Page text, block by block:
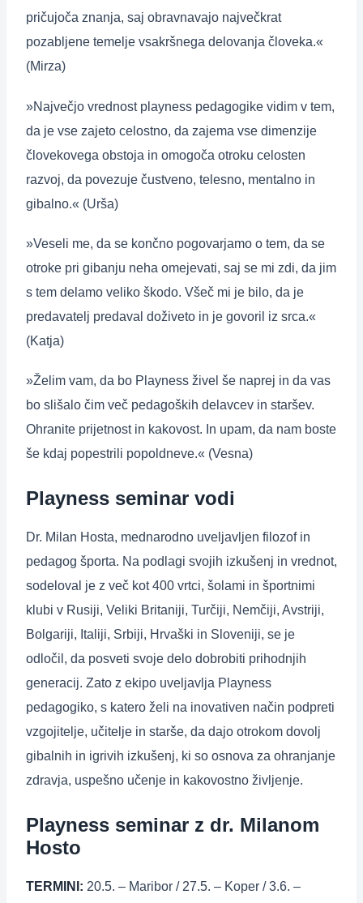
pričujoča znanja, saj obravnavajo največkrat
pozabljene temelje vsakršnega delovanja človeka.«
(Mirza)
»Največjo vrednost playness pedagogike vidim v tem,
da je vse zajeto celostno, da zajema vse dimenzije
človekovega obstoja in omogoča otroku celosten
razvoj, da povezuje čustveno, telesno, mentalno in
gibalno.« (Urša)
»Veseli me, da se končno pogovarjamo o tem, da se
otroke pri gibanju neha omejevati, saj se mi zdi, da jim
s tem delamo veliko škodo. Všeč mi je bilo, da je
predavatelj predaval doživeto in je govoril iz srca.«
(Katja)
»Želim vam, da bo Playness živel še naprej in da vas
bo slišalo čim več pedagoških delavcev in staršev.
Ohranite prijetnost in kakovost. In upam, da nam boste
še kdaj popestrili popoldneve.« (Vesna)
Playness seminar vodi
Dr. Milan Hosta, mednarodno uveljavljen filozof in
pedagog športa. Na podlagi svojih izkušenj in vrednot,
sodeloval je z več kot 400 vrtci, šolami in športnimi
klubi v Rusiji, Veliki Britaniji, Turčiji, Nemčiji, Avstriji,
Bolgariji, Italiji, Srbiji, Hrvaški in Sloveniji, se je
odločil, da posveti svoje delo dobrobiti prihodnjih
generacij. Zato z ekipo uveljavlja Playness
pedagogiko, s katero želi na inovativen način podpreti
vzgojitelje, učitelje in starše, da dajo otrokom dovolj
gibalnih in igrivih izkušenj, ki so osnova za ohranjanje
zdravja, uspešno učenje in kakovostno življenje.
Playness seminar z dr. Milanom
Hosto
TERMINI: 20.5. – Maribor / 27.5. – Koper / 3.6. –